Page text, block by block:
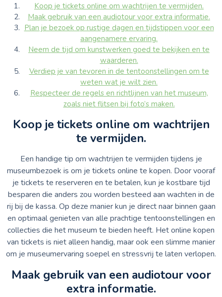
Koop je tickets online om wachtrijen te vermijden.
Maak gebruik van een audiotour voor extra informatie.
Plan je bezoek op rustige dagen en tijdstippen voor een
aangenamere ervaring.
Neem de tijd om kunstwerken goed te bekijken en te
waarderen.
Verdiep je van tevoren in de tentoonstellingen om te
weten wat je wilt zien.
Respecteer de regels en richtlijnen van het museum,
zoals niet flitsen bij foto’s maken.
Koop je tickets online om wachtrijen
te vermijden.
Een handige tip om wachtrijen te vermijden tijdens je
museumbezoek is om je tickets online te kopen. Door vooraf
je tickets te reserveren en te betalen, kun je kostbare tijd
besparen die anders zou worden besteed aan wachten in de
rij bij de kassa. Op deze manier kun je direct naar binnen gaan
en optimaal genieten van alle prachtige tentoonstellingen en
collecties die het museum te bieden heeft. Het online kopen
van tickets is niet alleen handig, maar ook een slimme manier
om je museumervaring soepel en stressvrij te laten verlopen.
Maak gebruik van een audiotour voor
extra informatie.